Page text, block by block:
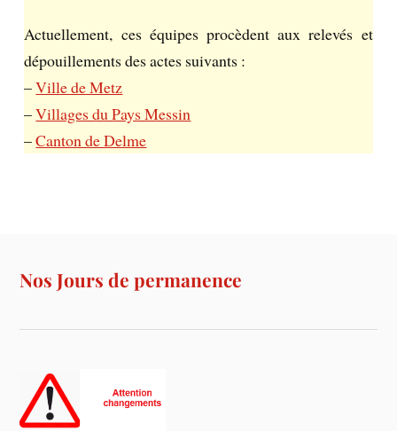
Actuellement, ces équipes procèdent aux relevés et
dépouillements des actes suivants :
–Ville de Metz
–Villages du Pays Messin
–Canton de Delme
Nos Jours de permanence